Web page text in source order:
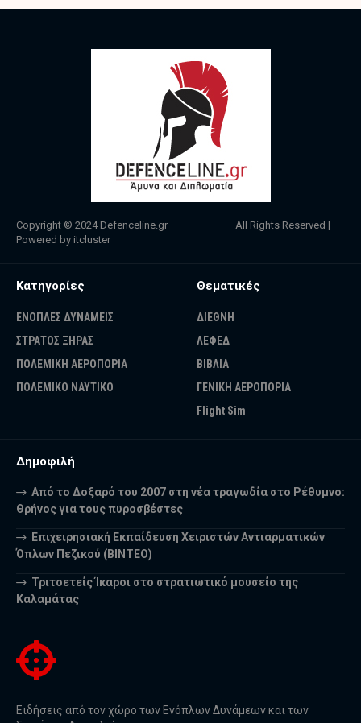
Copyright © 2024 Defenceline.gr All Rights Reserved |
Powered by itcluster
Κατηγορίες
ΕΝΟΠΛΕΣ ΔΥΝΑΜΕΙΣ
ΣΤΡΑΤΟΣ ΞΗΡΑΣ
ΠΟΛΕΜΙΚΗ ΑΕΡΟΠΟΡΙΑ
ΠΟΛΕΜΙΚΟ ΝΑΥΤΙΚΟ
Θεματικές
ΔΙΕΘΝΗ
ΛΕΦΕΔ
ΒΙΒΛΙΑ
ΓΕΝΙΚΗ ΑΕΡΟΠΟΡΙΑ
Flight Sim
Δημοφιλή
Από το Δοξαρό του 2007 στη νέα τραγωδία στο Ρέθυμνο:
Θρήνος για τους πυροσβέστες
Επιχειρησιακή Εκπαίδευση Χειριστών Αντιαρματικών
Όπλων Πεζικού (ΒΙΝΤΕΟ)
Τριτοετείς Ίκαροι στο στρατιωτικό μουσείο της
Καλαμάτας
Ειδήσεις από τον χώρο των Ενόπλων Δυνάμεων και των